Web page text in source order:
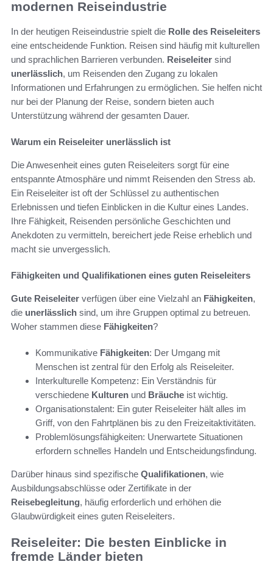
modernen Reiseindustrie
In der heutigen Reiseindustrie spielt die Rolle des Reiseleiters
eine entscheidende Funktion. Reisen sind häufig mit kulturellen
und sprachlichen Barrieren verbunden. Reiseleiter sind
unerlässlich, um Reisenden den Zugang zu lokalen
Informationen und Erfahrungen zu ermöglichen. Sie helfen nicht
nur bei der Planung der Reise, sondern bieten auch
Unterstützung während der gesamten Dauer.
Warum ein Reiseleiter unerlässlich ist
Die Anwesenheit eines guten Reiseleiters sorgt für eine
entspannte Atmosphäre und nimmt Reisenden den Stress ab.
Ein Reiseleiter ist oft der Schlüssel zu authentischen
Erlebnissen und tiefen Einblicken in die Kultur eines Landes.
Ihre Fähigkeit, Reisenden persönliche Geschichten und
Anekdoten zu vermitteln, bereichert jede Reise erheblich und
macht sie unvergesslich.
Fähigkeiten und Qualifikationen eines guten Reiseleiters
Gute Reiseleiter verfügen über eine Vielzahl an Fähigkeiten,
die unerlässlich sind, um ihre Gruppen optimal zu betreuen.
Woher stammen diese Fähigkeiten?
Kommunikative Fähigkeiten: Der Umgang mit
Menschen ist zentral für den Erfolg als Reiseleiter.
Interkulturelle Kompetenz: Ein Verständnis für
verschiedene Kulturen und Bräuche ist wichtig.
Organisationstalent: Ein guter Reiseleiter hält alles im
Griff, von den Fahrtplänen bis zu den Freizeitaktivitäten.
Problemlösungsfähigkeiten: Unerwartete Situationen
erfordern schnelles Handeln und Entscheidungsfindung.
Darüber hinaus sind spezifische Qualifikationen, wie
Ausbildungsabschlüsse oder Zertifikate in der
Reisebegleitung, häufig erforderlich und erhöhen die
Glaubwürdigkeit eines guten Reiseleiters.
Reiseleiter: Die besten Einblicke in
fremde Länder bieten